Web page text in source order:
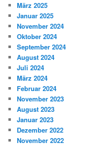
März 2025
Januar 2025
November 2024
Oktober 2024
September 2024
August 2024
Juli 2024
März 2024
Februar 2024
November 2023
August 2023
Januar 2023
Dezember 2022
November 2022